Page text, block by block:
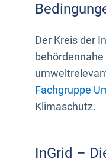
Der Kreis der
Fachgruppe
Klimaschutz.
InGrid –